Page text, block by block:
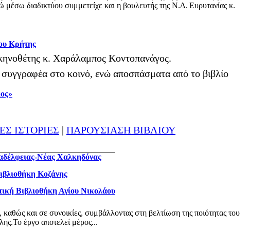
μέσω διαδικτύου συμμετείχε και η βουλευτής της Ν.Δ. Ευρυτανίας κ.
Κρήτης
και σε συνοικίες, συμβάλλοντας στη βελτίωση της ποιότητας του
έργο αποτελεί μέρος...
κ. Χαράλαμπος Κοντοπανάγος.
στο κοινό, ενώ αποσπάσματα από το βιβλίο
ΙΣΤΟΡΙΕΣ | ΠΑΡΟΥΣΙΑΣΗ ΒΙΒΛΙΟΥ
Νέας Χαλκηδόνας
Κοζάνης
Βιβλιοθήκη Αγίου Νικολάου